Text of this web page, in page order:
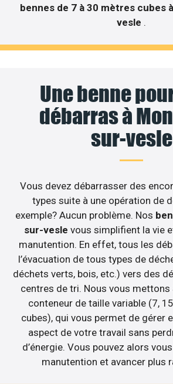
bennes de 7 à 30 mètres cubes
vesle .
Une benne
débarras à
sur-vesle
Vous devez débarrasser des
types suite à une opération de
exemple? Aucun problème. Nos
sur-vesle vous simplifient la vie
manutention. En effet, tous les
l’évacuation de tous types de
déchets verts, bois, etc.) vers des
centres de tri. Nous vous
conteneur de taille variable (7,
cubes), qui vous permet de gérer
aspect de votre travail sans
d’énergie. Vous pouvez alors
manutention et avancer plus